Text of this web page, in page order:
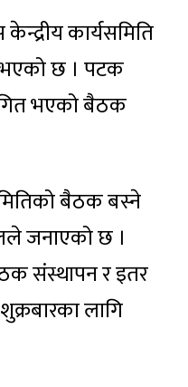
कार्यसमिति
छ । पटक
भएको बैठक
बैठक बस्ने
जनाएको छ ।
संस्थापन र इतर
लागि